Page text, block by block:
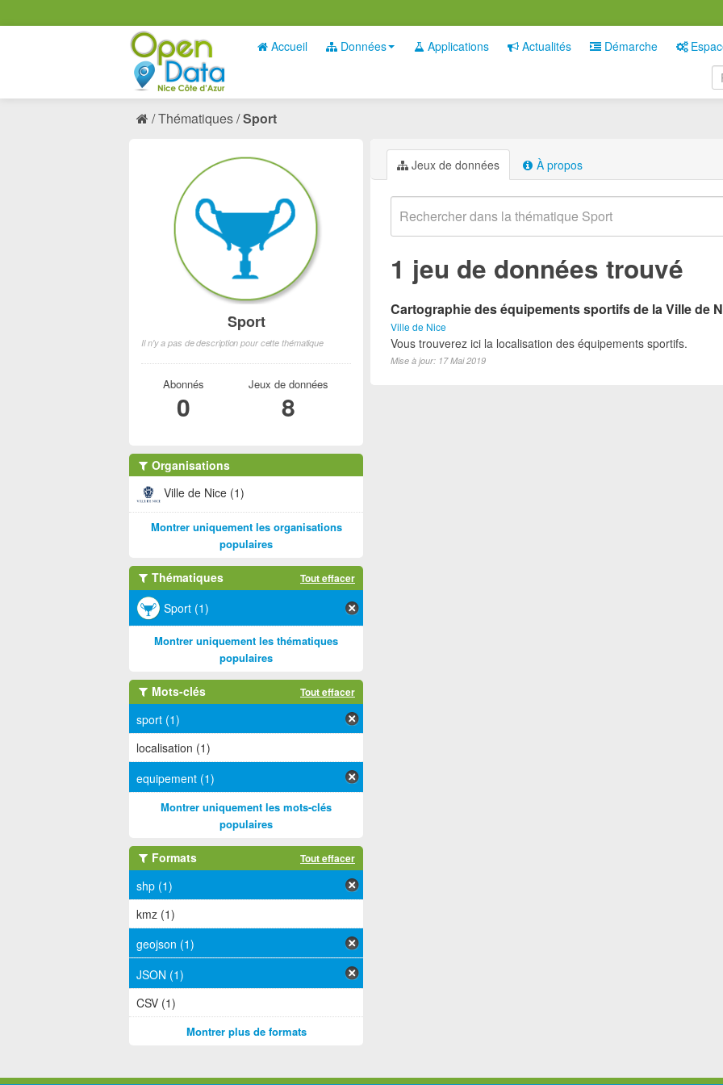
Accueil Données Applications Actualités Démarche
Thématiques Sport
Jeux de données À propos
1 jeu de données trouvé
Cartographie des équipements sportifs de la Ville de
Ville de Nice
Vous trouverez ici la localisation des équipements sportifs.
Mise à jour: 17 Mai 2019
Sport
Il n'y a pas de description pour cette thématique
Abonnés
0
Jeux de données
8
Organisations
Ville de Nice (1)
Montrer uniquement les organisations
populaires
Thématiques Tout effacer
Sport (1)
Montrer uniquement les thématiques
populaires
Mots-clés Tout effacer
sport (1)
localisation (1)
equipement (1)
Montrer uniquement les mots-clés
populaires
Formats Tout effacer
shp (1)
kmz (1)
geojson (1)
JSON (1)
CSV (1)
Montrer plus de formats